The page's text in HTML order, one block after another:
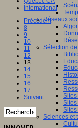
Réseaux
Sélection
Sites
Sites
Sciences et
International
Précédent
8
9
10
11
12
13
14
15
16
17
Suivant